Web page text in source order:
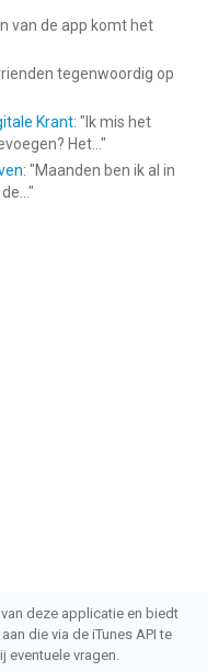
van de app komt het
tegenwoordig op
Krant: " Ik mis het
Het... "
: "Maanden ben ik al in
"
deze applicatie en biedt
die via de iTunes API te
eventuele vragen.